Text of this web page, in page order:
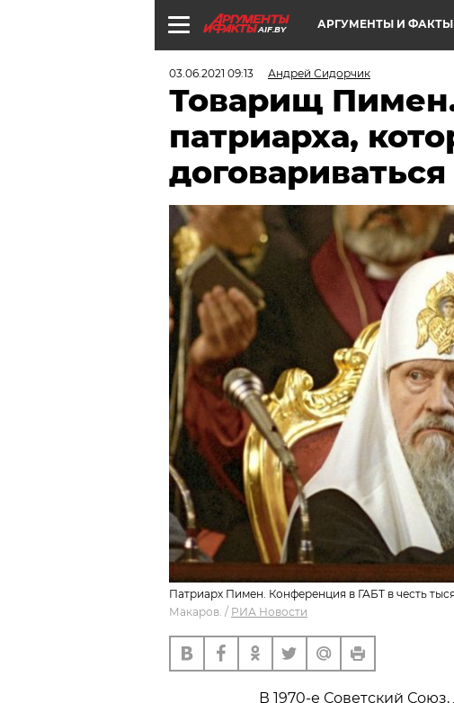
AIF.BY АРГУМЕНТЫ И ФАКТЫ
03.06.2021 09:13 Андрей Сидорчик
Товарищ
патриарха,
договариваться
Патриарх Пимен. Конференция в ГАБТ в честь
Макаров. / РИА Новости
В 1970-е Советский